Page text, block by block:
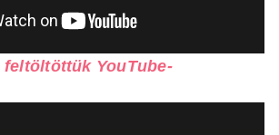
YouTube-